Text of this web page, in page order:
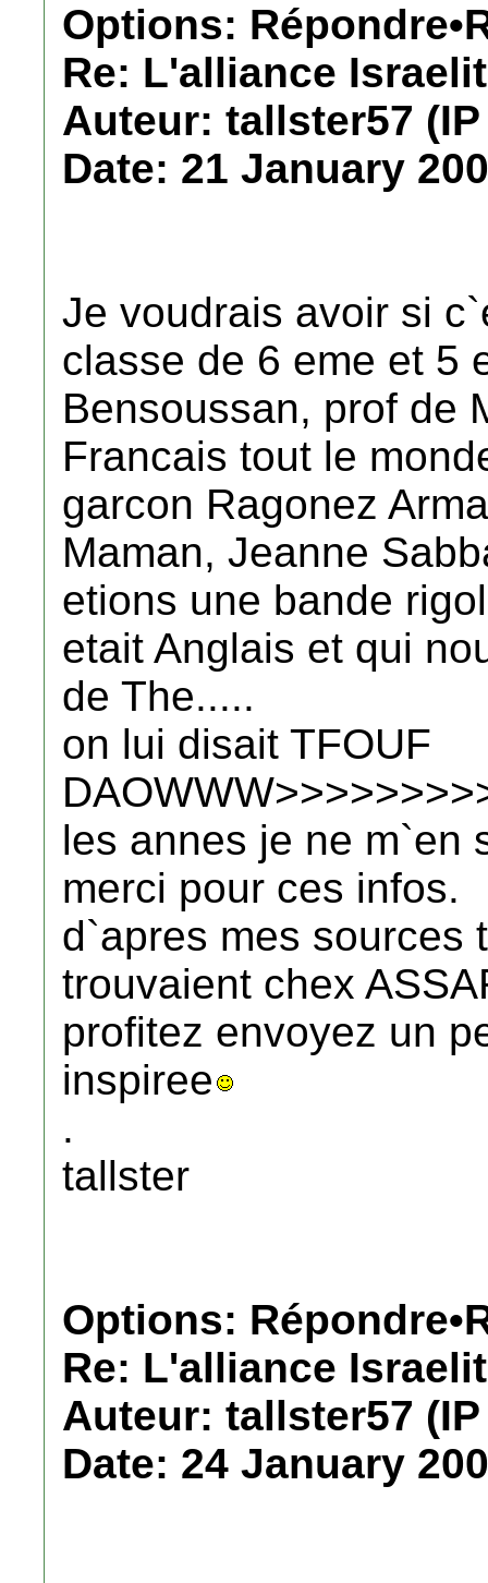
Options:
Re: L'alliance
Auteur: tallster57
Date: 21 January
Je voudrais avoir si
classe de 6 eme et 5
Bensoussan, prof de
Francais tout le
garcon Ragonez
Maman, Jeanne
etions une bande
etait Anglais et qui
de The.....
on lui disait TFOUF
les annes je ne m`en
merci pour ces infos.
d`apres mes sources
trouvaient chex
profitez envoyez un
inspiree
.
tallster
Options:
Re: L'alliance
Auteur: tallster57
Date: 24 January